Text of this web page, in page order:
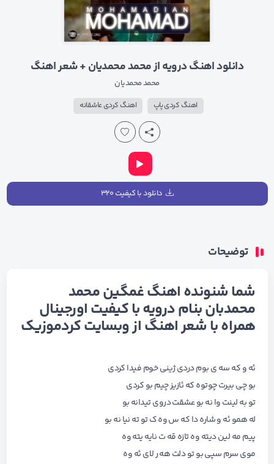
دانلود اهنگ درویه از محمد محمدیان + شعر اهنگ
محمد محمدیان
اهنگ کردی پاپ اهنگ کردی عاشقانه
دانلود با کیفیت ۳۲۰
توضیحات
شما شنونده اهنگ غمگین محمد
محمدبان بنام درویه با کیفیت اورجینال
همراه با شعر اهنگ از وبسایت کردموزیک
ئه و که سه ی بوم دردی ژینی خوم فیدا کردی
بو چی بیرت چوتوه که ئازیز چیم بو کردی
تو به لینت وا نه بو عشقت دروی تیدانه بو
له همو ئه و شاره دا که س وه ک تو ته نیا نه بو
پیم مه لین دیته وه تازه قه ت نایه یته وه
موی سرم سپی بو تو دلت هه ر لای ئه وه